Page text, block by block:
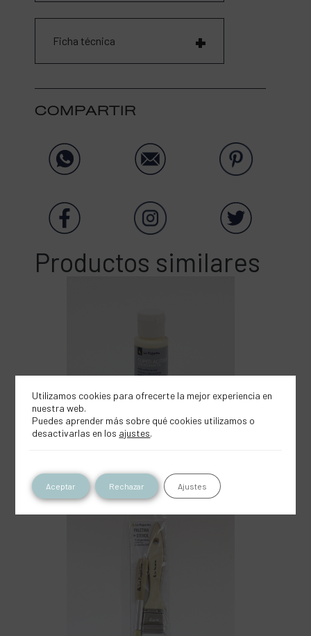
Ficha técnica
COMPARTIR
Productos similares
Utilizamos cookies para ofrecerte la mejor experiencia en
nuestra web.
Puedes aprender más sobre qué cookies utilizamos o
desactivarlas en los ajustes.
Aceptar Rechazar Ajustes